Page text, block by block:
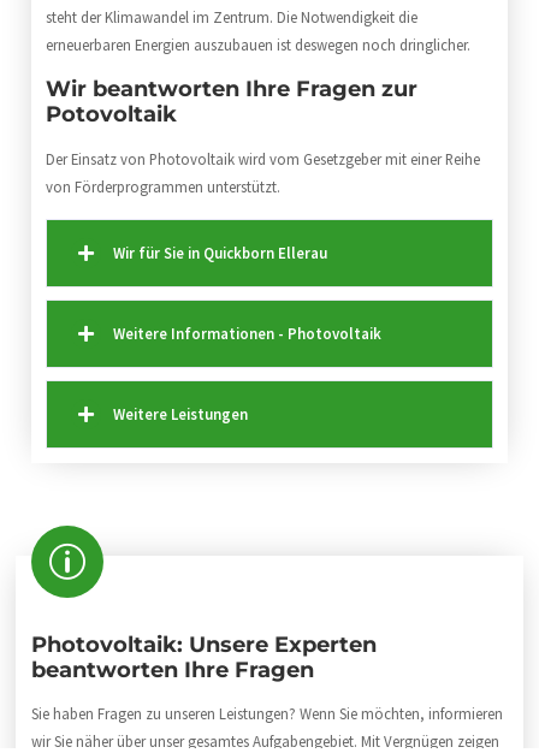
steht der Klimawandel im Zentrum. Die Notwendigkeit die
erneuerbaren Energien auszubauen ist deswegen noch dringlicher.
Wir beantworten Ihre Fragen zur
Potovoltaik
Der Einsatz von Photovoltaik wird vom Gesetzgeber mit einer Reihe
von Förderprogrammen unterstützt.
Wir für Sie in Quickborn Ellerau
Weitere Informationen - Photovoltaik
Weitere Leistungen
Photovoltaik: Unsere Experten
beantworten Ihre Fragen
Sie haben Fragen zu unseren Leistungen? Wenn Sie möchten, informieren
wir Sie näher über unser gesamtes Aufgabengebiet. Mit Vergnügen zeigen